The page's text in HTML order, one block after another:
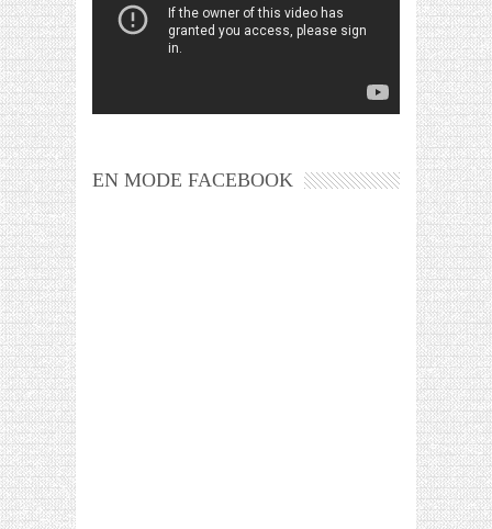
EN MODE FACEBOOK